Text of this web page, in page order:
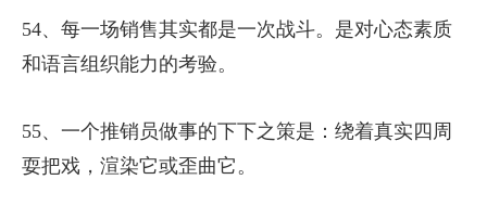
54、每一场销售其实都是一次战斗。是对心态素质
和语言组织能力的考验。
55、一个推销员做事的下下之策是：绕着真实四周
耍把戏，渲染它或歪曲它。